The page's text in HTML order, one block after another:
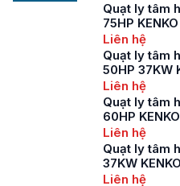
Quạt ly tâm
75HP
Liên hệ
Quạt ly tâm
50HP 37KW
Liên hệ
Quạt ly tâm
60HP
Liên hệ
Quạt ly tâm
37KW
Liên hệ